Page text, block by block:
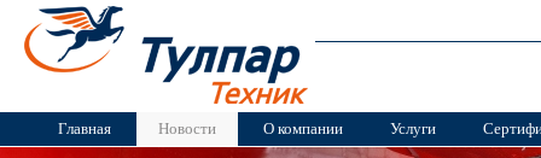
Главная Новости О компании Услуги